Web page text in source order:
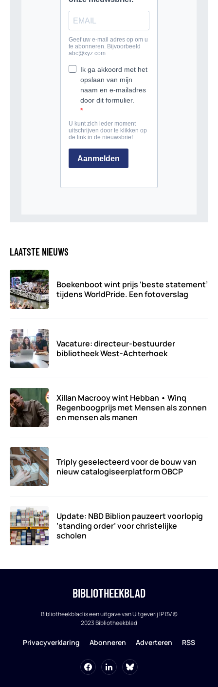
LAATSTE NIEUWS
Boekenboot wint prijs ‘beste statement’
tijdens WorldPride. Een fotoverslag
Vacature: directeur-bestuurder
bibliotheek West-Achterhoek
Xillan Macrooy wint Hebban • Winq
Regenboogprijs met Mensen als zonnen
en mensen als manen
Triply geselecteerd voor de bouw van
nieuw catalogiseerplatform OBCP
Update: NBD Biblion pauzeert voorlopig
‘standing order’ voor christelijke
scholen
BIBLIOTHEEKBLAD
Bibliotheekblad is een uitgave van Uitgeverij IP BV ©
2023 Bibliotheekblad
Privacyverklaring Abonneren Adverteren RSS